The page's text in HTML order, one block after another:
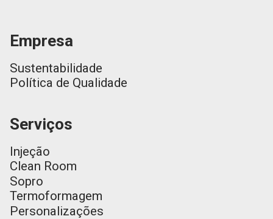
Empresa
Sustentabilidade
Política de Qualidade
Serviços
Injeção
Clean Room
Sopro
Termoformagem
Personalizações